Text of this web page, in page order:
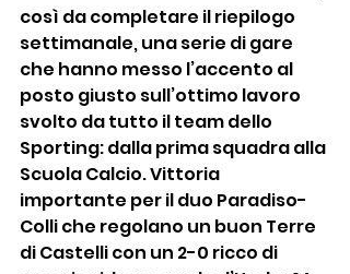
così da completare il riepilogo
settimanale, una serie di gare
che hanno messo l’accento al
posto giusto sull’ottimo lavoro
svolto da tutto il team dello
Sporting: dalla prima squadra alla
Scuola Calcio. Vittoria
importante per il duo Paradiso-
Colli che regolano un buon Terre
di Castelli con un 2-0 ricco di